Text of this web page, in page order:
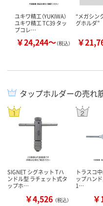
ユキワ精工（YUKIWA）
ユキワ精工 TC39 タッ
プコレ…
￥24,244～（税込）
“メガシン
グホルダ”
￥
タップホルダーの売れ
SIGNET シグネット Tハ
ンドル型 ラチェット式タ
ップホ…
￥4,526 （税込）
トラスコ
ップハン
1…